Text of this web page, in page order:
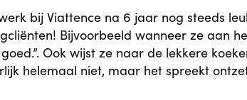
bij Viattence na 6 jaar nog steeds
Bijvoorbeeld wanneer ze aan
Ook wijst ze naar de lekkere
helemaal niet, maar het spreekt